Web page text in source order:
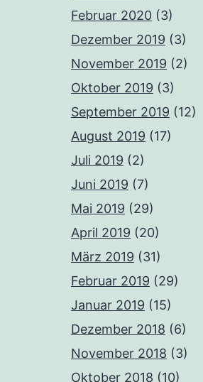
Februar 2020 (3)
Dezember 2019 (3)
November 2019 (2)
Oktober 2019 (3)
September 2019 (12)
August 2019 (17)
Juli 2019 (2)
Juni 2019 (7)
Mai 2019 (29)
April 2019 (20)
März 2019 (31)
Februar 2019 (29)
Januar 2019 (15)
Dezember 2018 (6)
November 2018 (3)
Oktober 2018 (10)